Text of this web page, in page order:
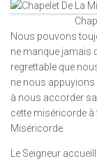
Nous pouvons
ne manque jamais
regrettable que
ne nous appuyions
à nous accorder
cette miséricorde à
Miséricorde.
Le Seigneur